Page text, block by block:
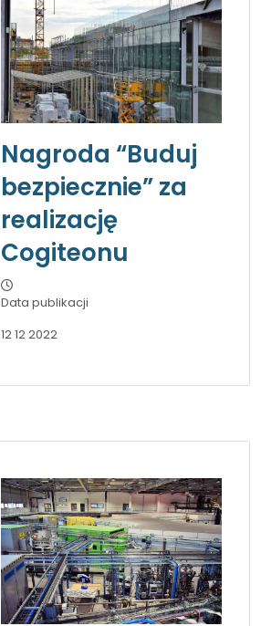
Nagroda “Buduj
bezpiecznie” za
realizację
Cogiteonu
Data publikacji
12 12 2022